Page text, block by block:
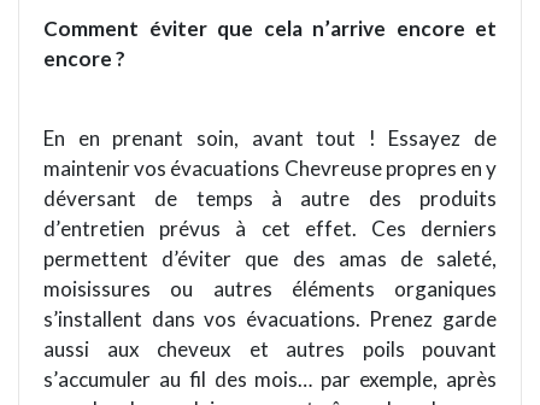
Comment éviter que cela n’arrive encore et
encore ?
En en prenant soin, avant tout ! Essayez de
maintenir vos évacuations Chevreusepropres en y
déversant de temps à autre des produits
d’entretien prévus à cet effet. Ces derniers
permettent d’éviter que des amas de saleté,
moisissures ou autres éléments organiques
s’installent dans vos évacuations. Prenez garde
aussi aux cheveux et autres poils pouvant
s’accumuler au fil des mois… par exemple, après